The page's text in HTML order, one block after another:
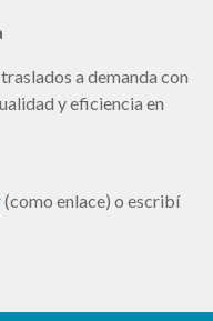
a demanda con
y eficiencia en
(como enlace) o escribí